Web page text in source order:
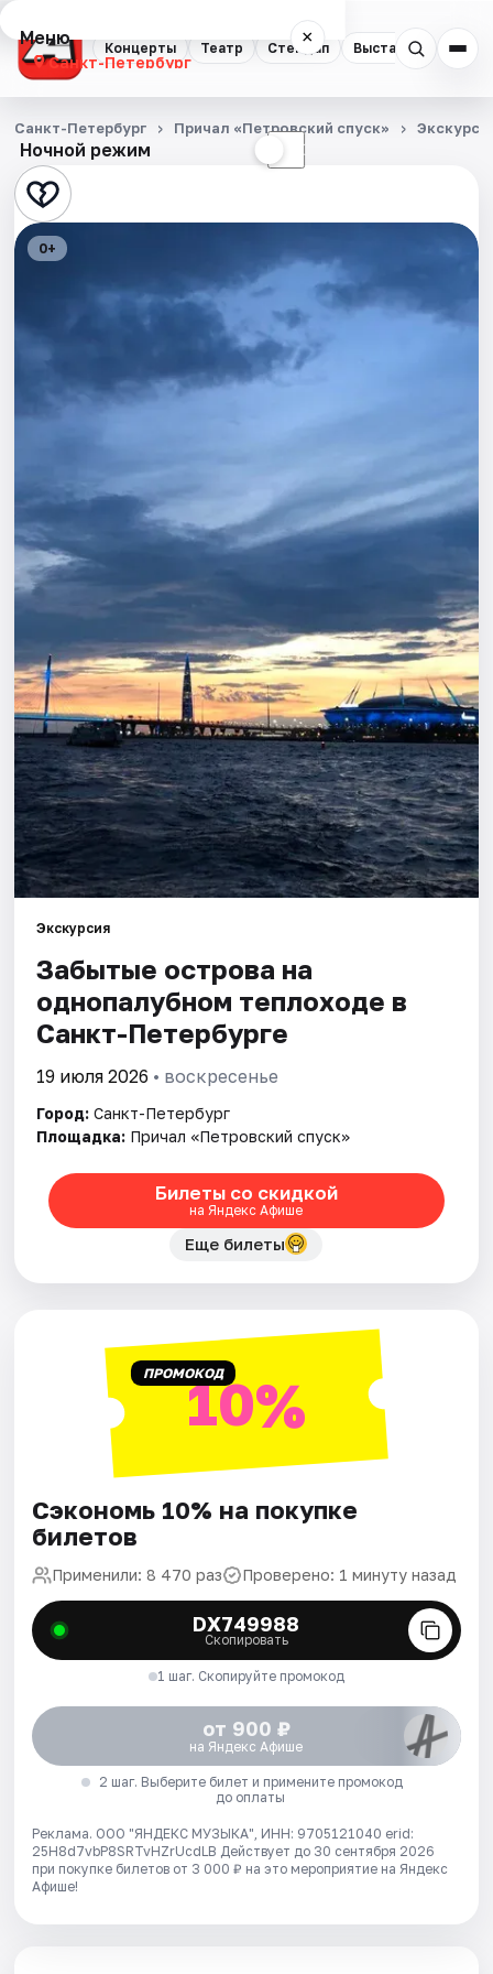
Концерты Театр Стендап Выставки
Меню ×
Санкт-Петербург
Концерты
Театр
Стендап
Города
Площадки
Артисты
Рейтинги
Ночной режим ☾
Санкт-Петербург Причал «Петровский спуск»
0+
Экскурсия
Забытые острова на
однопалубном теплоходе в
Санкт-Петербурге
19 июля 2026 • воскресенье
Город: Санкт-Петербург
Площадка: Причал «Петровский спуск»
Билеты со скидкой
на Яндекс Афише
Еще билеты
ПРОМОКОД10%
Сэкономь 10% на покупке
билетов
Применили: 8 470 раз Проверено: 1 минуту назад
DX749988
Скопировать
1 шаг. Скопируйте промокод
от 900 ₽
на Яндекс Афише
2 шаг. Выберите билет и примените промокод
до оплаты
Реклама. ООО "ЯНДЕКС МУЗЫКА", ИНН: 9705121040 erid:
25H8d7vbP8SRTvHZrUcdLB Действует до 30 сентября 2026
при покупке билетов от 3 000 ₽ на это мероприятие на Яндекс
Афише!